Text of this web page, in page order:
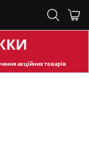
акційних товарів